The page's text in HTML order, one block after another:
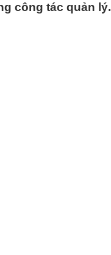
công tác quản lý.